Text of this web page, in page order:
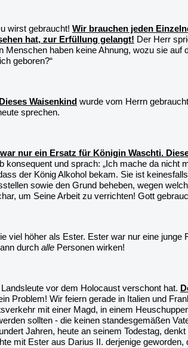
wirst gebraucht! Wir brauchen jeden
hat, zur Erfüllung gelangt! Der Herr
haben keine Ahnung, wozu sie
geboren?“
Waisenkind wurde vom Herrn
sprechen.
nur ein Ersatz für Königin Waschti.
konsequent und sprach: „Ich mache da nicht
der König Alkohol bekam. Sie ist
sowie den Grund beheben, wegen
um Seine Arbeit zu verrichten! Gott
viel höher als Ester. Ester war nur eine
durch alle Personen wirken!
vor dem Holocaust verschont hat.
Problem! Wir feiern gerade in Italien und
mit einer Magd, in einem
sollten - die keinen standesgemäßen
Jahren, heute an seinem Todestag,
mit Ester aus Darius II. derjenige